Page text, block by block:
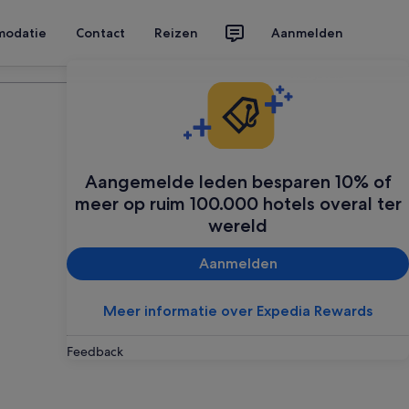
Contact Reizen Aanmelden
Aangemelde leden besparen 10% of
meer op ruim 100.000 hotels overal ter
wereld
Aanmelden
Meer informatie over Expedia Rewards
Feedback